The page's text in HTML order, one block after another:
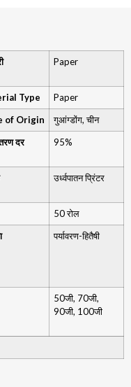
Paper
Type
Paper
of Origin
गुआंग्डोंग, चीन
दर 95%
उर्ध्वपातन प्रिंटर
50 रोल
पर्यावरण-हितैषी
50जी, 70जी,
90जी, 100जी